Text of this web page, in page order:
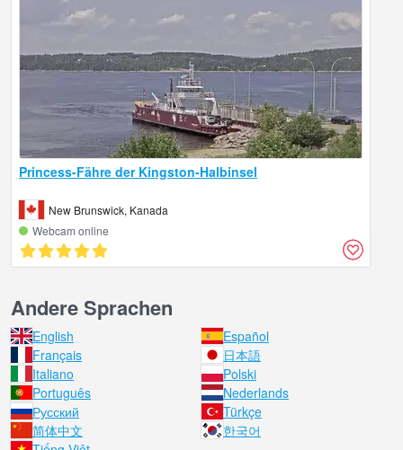
Princess-Fähre der Kingston-Halbinsel
New Brunswick, Kanada
Webcam online
Andere Sprachen
English
Español
Français
日本語
Italiano
Polski
Português
Nederlands
Русский
Türkçe
简体中文
한국어